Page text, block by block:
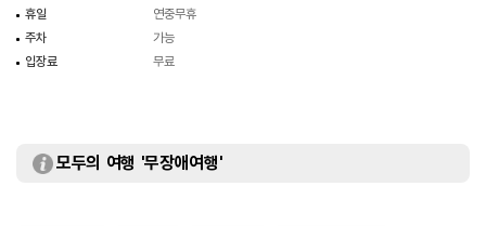
휴일
연중무휴
주차
가능
입장료
무료
모두의 여행 '무장애여행'